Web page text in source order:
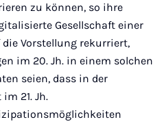
zu können, so ihre
Gesellschaft einer
Vorstellung rekurriert,
im 20. Jh. in einem solchen
seien, dass in der
21. Jh.